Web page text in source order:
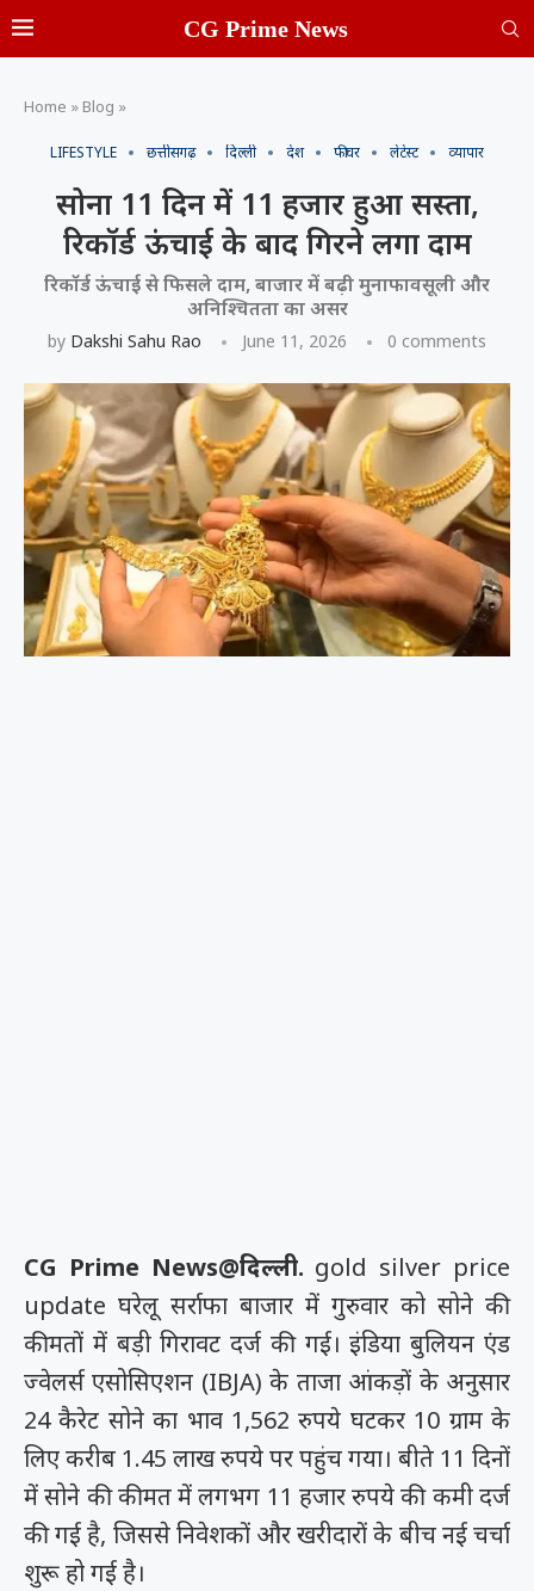
CG Prime News
Home » Blog »
LIFESTYLE छत्तीसगढ़ दिल्ली देश फीचर लेटेस्ट व्यापार
सोना 11 दिन में 11 हजार हुआ सस्ता,
रिकॉर्ड ऊंचाई के बाद गिरने लगा दाम
रिकॉर्ड ऊंचाई से फिसले दाम, बाजार में बढ़ी मुनाफावसूली और
अनिश्चितता का असर
by Dakshi Sahu Rao June 11, 2026 0 comments
CG Prime News@दिल्ली. gold silver price
update घरेलू सर्राफा बाजार में गुरुवार को सोने की
कीमतों में बड़ी गिरावट दर्ज की गई। इंडिया बुलियन एंड
ज्वेलर्स एसोसिएशन (IBJA) के ताजा आंकड़ों के अनुसार
24 कैरेट सोने का भाव 1,562 रुपये घटकर 10 ग्राम के
लिए करीब 1.45 लाख रुपये पर पहुंच गया। बीते 11 दिनों
में सोने की कीमत में लगभग 11 हजार रुपये की कमी दर्ज
की गई है, जिससे निवेशकों और खरीदारों के बीच नई चर्चा
शुरू हो गई है।